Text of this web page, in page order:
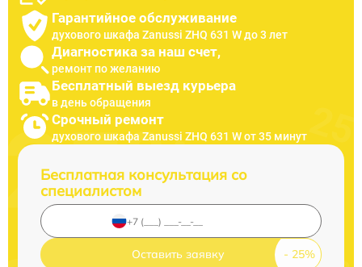
Гарантийное обслуживание
духового шкафа Zanussi ZHQ 631 W до 3 лет
Диагностика за наш счет,
ремонт по желанию
Бесплатный выезд курьера
в день обращения
Срочный ремонт
духового шкафа Zanussi ZHQ 631 W от 35 минут
Бесплатная консультация со
специалистом
Оставить заявку